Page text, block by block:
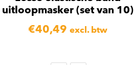
uitloopmasker (set van 10)
€40,49 excl. btw